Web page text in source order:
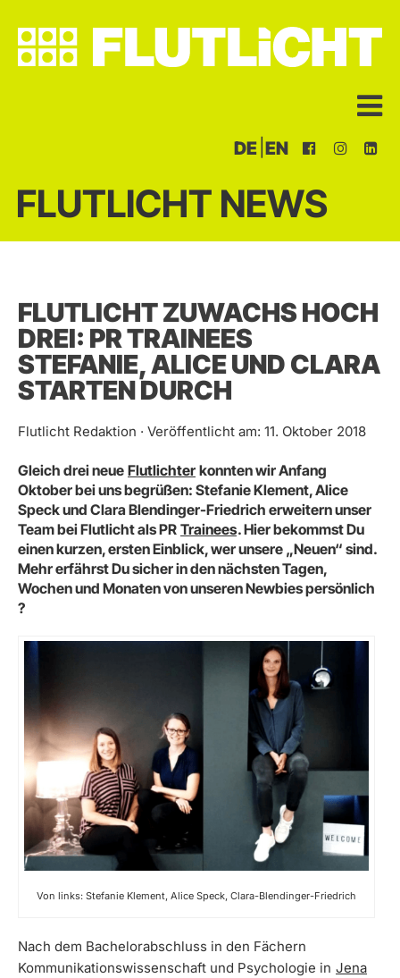
DE EN
FLUTLICHT NEWS
FLUTLICHT ZUWACHS HOCH
DREI: PR TRAINEES
STEFANIE, ALICE UND CLARA
STARTEN DURCH
Flutlicht Redaktion · Veröffentlicht am: 11. Oktober 2018
Gleich drei neue Flutlichter konnten wir Anfang
Oktober bei uns begrüßen: Stefanie Klement, Alice
Speck und Clara Blendinger-Friedrich erweitern unser
Team bei Flutlicht als PR Trainees.Hier bekommst Du
einen kurzen, ersten Einblick, wer unsere „Neuen“ sind.
Mehr erfährst Du sicher in den nächsten Tagen,
Wochen und Monaten von unseren Newbies persönlich
?
Von links: Stefanie Klement, Alice Speck, Clara-Blendinger-Friedrich
Nach dem Bachelorabschluss in den Fächern
Kommunikationswissenschaft und Psychologie in Jena